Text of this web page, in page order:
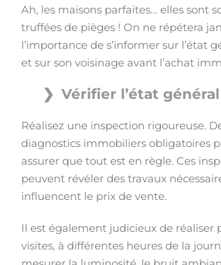
Ah, les maisons parfaites… elles sont
truffées de pièges ! On ne répétera
l’importance de s’informer sur l’état
et sur son voisinage avant l’achat
Vérifier l’état
Réalisez une inspection rigoureuse.
diagnostics immobiliers obligatoires
assurer que tout est en règle. Ces
peuvent révéler des travaux
influencent le prix de vente.
Il est également judicieux de réaliser
visites, à différentes heures de la